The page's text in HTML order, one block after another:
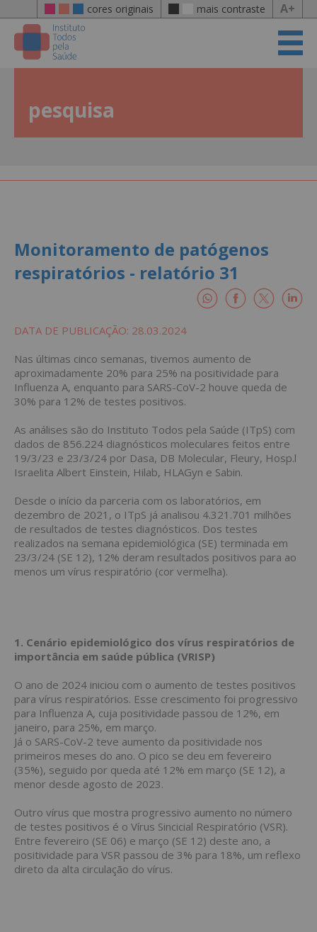
cores originais mais contraste A+
pesquisa
Monitoramento de patógenos
respiratórios - relatório 31
DATA DE PUBLICAÇÃO: 28.03.2024
Nas últimas cinco semanas, tivemos aumento de
aproximadamente 20% para 25% na positividade para
Influenza A, enquanto para SARS-CoV-2 houve queda de
30% para 12% de testes positivos.
As análises são do Instituto Todos pela Saúde (ITpS) com
dados de 856.224 diagnósticos moleculares feitos entre
19/3/23 e 23/3/24 por Dasa, DB Molecular, Fleury, Hosp.l
Israelita Albert Einstein, Hilab, HLAGyn e Sabin.
Desde o início da parceria com os laboratórios, em
dezembro de 2021, o ITpS já analisou 4.321.701 milhões
de resultados de testes diagnósticos. Dos testes
realizados na semana epidemiológica (SE) terminada em
23/3/24 (SE 12), 12% deram resultados positivos para ao
menos um vírus respiratório (cor vermelha).
1. Cenário epidemiológico dos vírus respiratórios de
importância em saúde pública (VRISP)
O ano de 2024 iniciou com o aumento de testes positivos
para vírus respiratórios. Esse crescimento foi progressivo
para Influenza A, cuja positividade passou de 12%, em
janeiro, para 25%, em março.
Já o SARS-CoV-2 teve aumento da positividade nos
primeiros meses do ano. O pico se deu em fevereiro
(35%), seguido por queda até 12% em março (SE 12), a
menor desde agosto de 2023.
Outro vírus que mostra progressivo aumento no número
de testes positivos é o Vírus Sincicial Respiratório (VSR).
Entre fevereiro (SE 06) e março (SE 12) deste ano, a
positividade para VSR passou de 3% para 18%, um reflexo
direto da alta circulação do vírus.